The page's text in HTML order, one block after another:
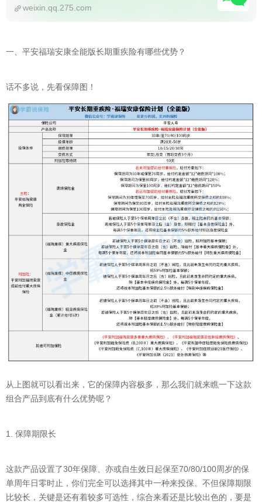
weixin.qq.275.com
一、平安福瑞安康全能版长期重疾险有哪些优势？
话不多说，先看保障图！
从上图就可以看出来，它的保障内容极多，那么我们就来瞧一下这款
组合产品到底有什么优势呢？
1. 保障期限长
这款产品设置了30年保障、亦或自生效日起保至70/80/100周岁的保
单周年日零时止，你们完全可以选择其中一种来投保。不但保障期限
比较长，关键是还有着较多可选性，综合来看还是比较出色的，要是